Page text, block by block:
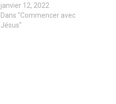
janvier 12, 2022
Dans "Commencer avec
Jésus"